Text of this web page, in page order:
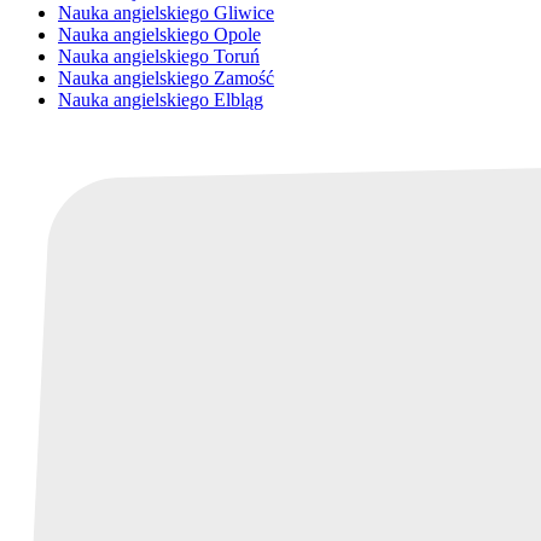
Nauka angielskiego Gliwice
Nauka angielskiego Opole
Nauka angielskiego Toruń
Nauka angielskiego Zamość
Nauka angielskiego Elbląg